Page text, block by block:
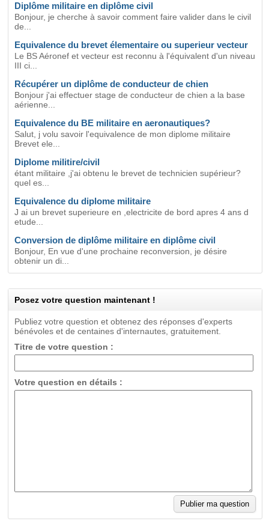
Diplôme militaire en diplôme civil
Bonjour, je cherche à savoir comment faire valider dans le civil
de...
Equivalence du brevet élementaire ou superieur vecteur
Le BS Aéronef et vecteur est reconnu à l'équivalent d'un niveau
III ci...
Récupérer un diplôme de conducteur de chien
Bonjour j'ai effectuer stage de conducteur de chien a la base
aérienne...
Equivalence du BE militaire en aeronautiques?
Salut, j volu savoir l'equivalence de mon diplome militaire
Brevet ele...
Diplome militire/civil
étant militaire ,j'ai obtenu le brevet de technicien supérieur?
quel es...
Equivalence du diplome militaire
J ai un brevet superieure en ,electricite de bord apres 4 ans d
etude...
Conversion de diplôme militaire en diplôme civil
Bonjour, En vue d'une prochaine reconversion, je désire
obtenir un di...
Posez votre question maintenant !
Publiez votre question et obtenez des réponses d'experts
bénévoles et de centaines d'internautes, gratuitement.
Titre de votre question :
Votre question en détails :